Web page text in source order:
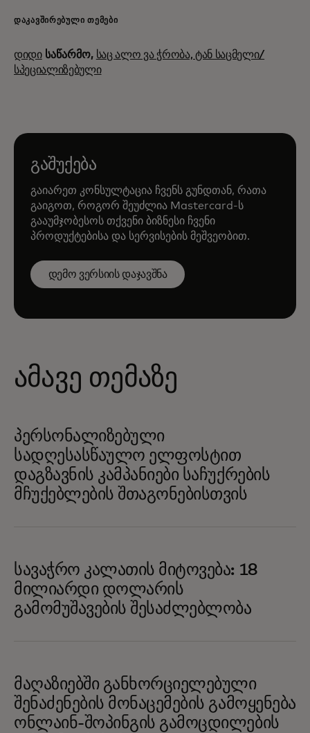
ᲓᲐᲙᲐᲕᲨᲘᲠᲔᲑᲣᲚᲘ ᲗᲔᲛᲔᲑᲘ
დიდისაწარმო, საც ალო ვა ჭრობა, ტან საცმელი/
სპეციალიზებული
გაშუქება
გაიარეთ კონსულტაცია ჩვენს გუნდთან, რათა
გაიგოთ, როგორ შეუძლია Mastercard-ს
გააუმჯობესოს თქვენი ბიზნესი ჩვენი
პროდუქტებისა და სერვისების მეშვეობით.
დემო ვერსიის დაჯავშნა
ამავე თემაზე
პერსონალიზებული
სადღესასწაულო ელფოსტით
დაგზავნის კამპანიები საჩუქრების
მჩუქებლების შთაგონებისთვის
სავაჭრო კალათის მიტოვება: 18
მილიარდი დოლარის
გამომუშავების შესაძლებლობა
მაღაზიებში განხორციელებული
შენაძენების მონაცემების გამოყენება
ონლაინ-შოპინგის გამოცდილების